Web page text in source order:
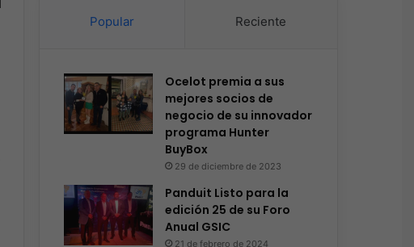
Popular Reciente
Ocelot premia a sus
mejores socios de
negocio de su innovador
programa Hunter
BuyBox
29 de diciembre de 2023
Panduit Listo para la
edición 25 de su Foro
Anual GSIC
21 de febrero de 2024